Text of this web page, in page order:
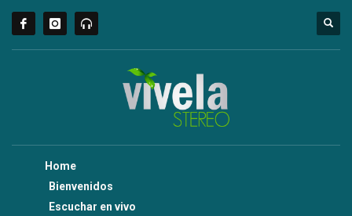
Home
Bienvenidos
Escuchar en vivo